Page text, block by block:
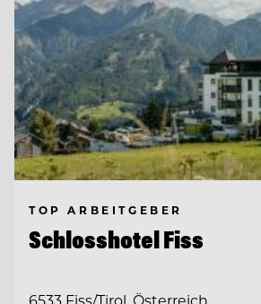
TOP ARBEITGEBER
Schlosshotel Fiss